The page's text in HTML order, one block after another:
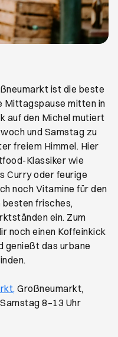
ist die beste
Mittagspause mitten in
auf den Michel mutiert
und Samstag zu
freiem Himmel. Hier
Klassiker wie
Curry oder feurige
noch Vitamine für den
frisches,
ein. Zum
noch einen Koffeinkick
genießt das urbane
Öffnet ein neues
Großneumarkt,
8–13 Uhr